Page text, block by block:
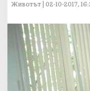
Животът | 02-10-2017,